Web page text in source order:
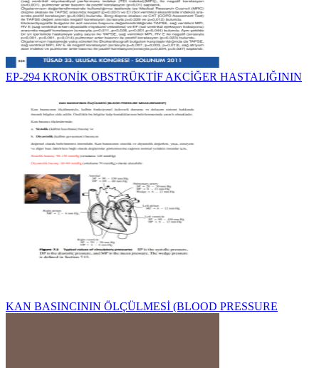
EP-294 KRONİK OBSTRÜKTİF AKCİĞER HASTALIĞININ
KAN BASINCININ ÖLÇÜLMESİ (BLOOD PRESSURE